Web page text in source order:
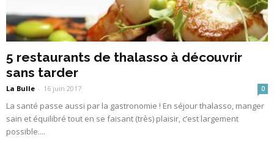
5 restaurants de thalasso à découvrir
sans tarder
La Bulle - 16 juin 2017 0
La santé passe aussi par la gastronomie ! En séjour thalasso, manger
sain et équilibré tout en se faisant (très) plaisir, c’est largement
possible....